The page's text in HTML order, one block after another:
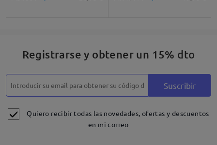
Registrarse y obtener un 15% dto
Suscribir
Quiero recibir todas las novedades, ofertas y descuentos
en mi correo